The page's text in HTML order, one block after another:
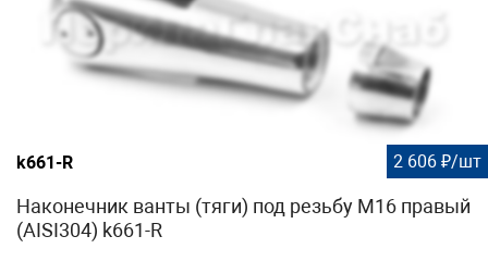
k661-R 2 606 ₽/шт
Наконечник ванты (тяги) под резьбу М16 правый
(AISI304) k661-R